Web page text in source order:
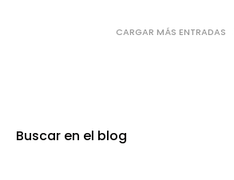
CARGAR MÁS ENTRADAS
Buscar en el blog